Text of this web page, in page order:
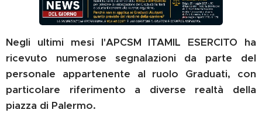
Negli ultimi mesi l'APCSM ITAMIL ESERCITO ha
ricevuto numerose segnalazioni da parte del
personale appartenente al ruolo Graduati, con
particolare riferimento a diverse realtà della
piazza di Palermo.